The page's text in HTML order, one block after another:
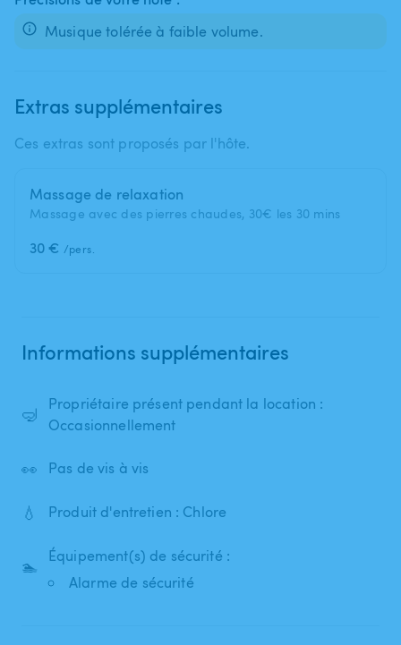
Musique tolérée à faible volume.
Extras supplémentaires
Ces extras sont proposés par l'hôte.
Massage de relaxation
Massage avec des pierres chaudes, 30€ les 30 mins
30 € /pers.
Informations supplémentaires
🤿
Propriétaire présent pendant la location :
Occasionnellement
👀 Pas de vis à vis
💧 Produit d'entretien : Chlore
🏊
Équipement(s) de sécurité :
Alarme de sécurité